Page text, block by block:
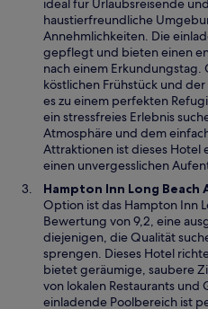
s
t
e
r
g
e
ö
f
f
n
e
t
ideal für Urlaubsreisende
haustierfreundliche
Annehmlichkeiten. Die
gepflegt und bieten einen
nach einem Erkundungstag.
köstlichen Frühstück und
es zu einem perfekten
ein stressfreies Erlebnis
Atmosphäre und dem
Attraktionen ist dieses
einen unvergesslichen
Hampton Inn Long Beach
Option ist das Hampton Inn
Bewertung von 9,2, eine
diejenigen, die Qualität
sprengen. Dieses Hotel
bietet geräumige, saubere
von lokalen Restaurants
einladende Poolbereich ist